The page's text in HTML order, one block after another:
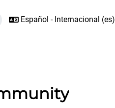
de búsqueda de entrada
Español - Internacional ‎(es)‎